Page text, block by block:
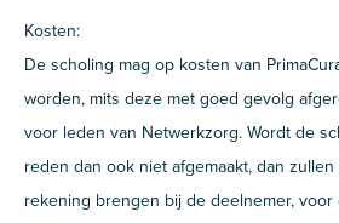
Kosten:
De scholing mag op kosten van
worden, mits deze met goed gevolg
voor leden van Netwerkzorg. Wordt de
reden dan ook niet afgemaakt, dan
rekening brengen bij de deelnemer,